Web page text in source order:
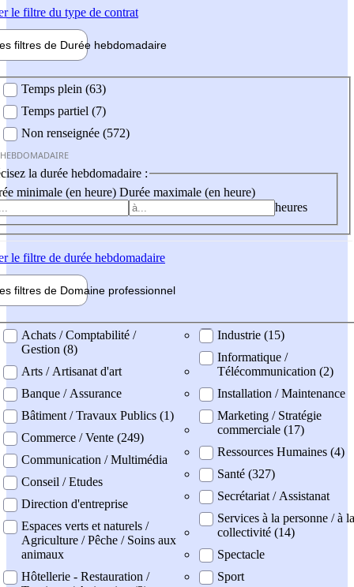
le filtre du type de contrat
filtres de Durée hebdomadaire
Temps plein (63)
Temps partiel (7)
Non renseignée (572)
la durée hebdomadaire :
minimale (en heure) Durée maximale (en heure)
heures
le filtre de durée hebdomadaire
filtres de Domaine professionnel
professionel
Achats / Comptabilité /
Gestion (8)
Arts / Artisanat d'art
Banque / Assurance
Bâtiment / Travaux Publics (1)
Commerce / Vente (249)
Communication / Multimédia
Conseil / Etudes
Direction d'entreprise
Espaces verts et naturels /
Agriculture / Pêche / Soins aux
animaux
Hôtellerie - Restauration /
Industrie (15)
Informatique /
Télécommunication (2)
Installation / Maintenance
Marketing / Stratégie
commerciale (17)
Ressources Humaines (4)
Santé (327)
Secrétariat / Assistanat
Services à la personne / à la
collectivité (14)
Spectacle
Sport